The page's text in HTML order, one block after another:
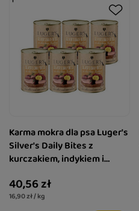
Karma mokra dla psa Luger's
Silver's Daily Bites z
kurczakiem, indykiem i
g
40,56 zł
16,90 zł / kg